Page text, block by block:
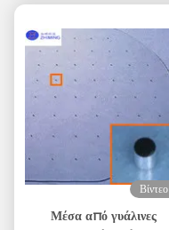
Βίντεο
Μέσα από γυάλινες